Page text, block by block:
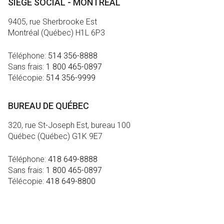
SIÈGE SOCIAL - MONTRÉAL
9405, rue Sherbrooke Est
Montréal (Québec) H1L 6P3
Téléphone: 514 356-8888
Sans frais: 1 800 465-0897
Télécopie: 514 356-9999
BUREAU DE QUÉBEC
320, rue St-Joseph Est, bureau 100
Québec (Québec) G1K 9E7
Téléphone: 418 649-8888
Sans frais: 1 800 465-0897
Télécopie: 418 649-8800